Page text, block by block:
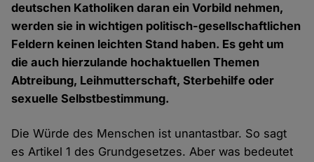
deutschen Katholiken daran ein Vorbild nehmen,
werden sie in wichtigen politisch-gesellschaftlichen
Feldern keinen leichten Stand haben. Es geht um
die auch hierzulande hochaktuellen Themen
Abtreibung, Leihmutterschaft, Sterbehilfe oder
sexuelle Selbstbestimmung.
Die Würde des Menschen ist unantastbar. So sagt
es Artikel 1 des Grundgesetzes. Aber was bedeutet